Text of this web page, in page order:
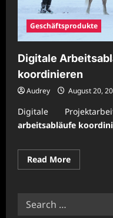
Geschäftsprodukte
Digitale
koordinieren
Audrey August 20,
Digitale
arbeitsabläufe
Read MoreRead
more
Search